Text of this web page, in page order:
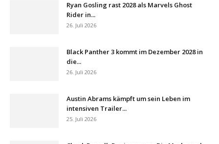
Ryan Gosling rast 2028 als Marvels Ghost
Rider in...
26. Juli 2026
Black Panther 3 kommt im Dezember 2028 in
die...
26. Juli 2026
Austin Abrams kämpft um sein Leben im
intensiven Trailer...
25. Juli 2026